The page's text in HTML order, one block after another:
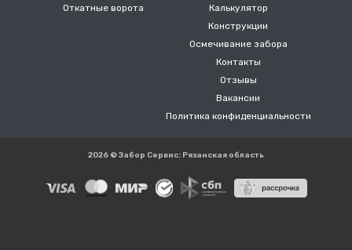
Откатные ворота
Калькулятор
Конструкции
Осмечивание забора
Контакты
Отзывы
Вакансии
Политика конфиденциальности
2026 © Забор Сервис: Рязанская область